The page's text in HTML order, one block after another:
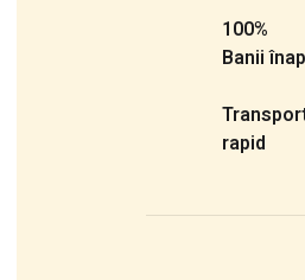
100%
Banii
rapid